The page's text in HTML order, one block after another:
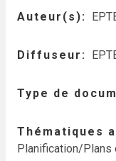
Auteur(s)
Diffuseur
Type de
Thématiques
Planification/